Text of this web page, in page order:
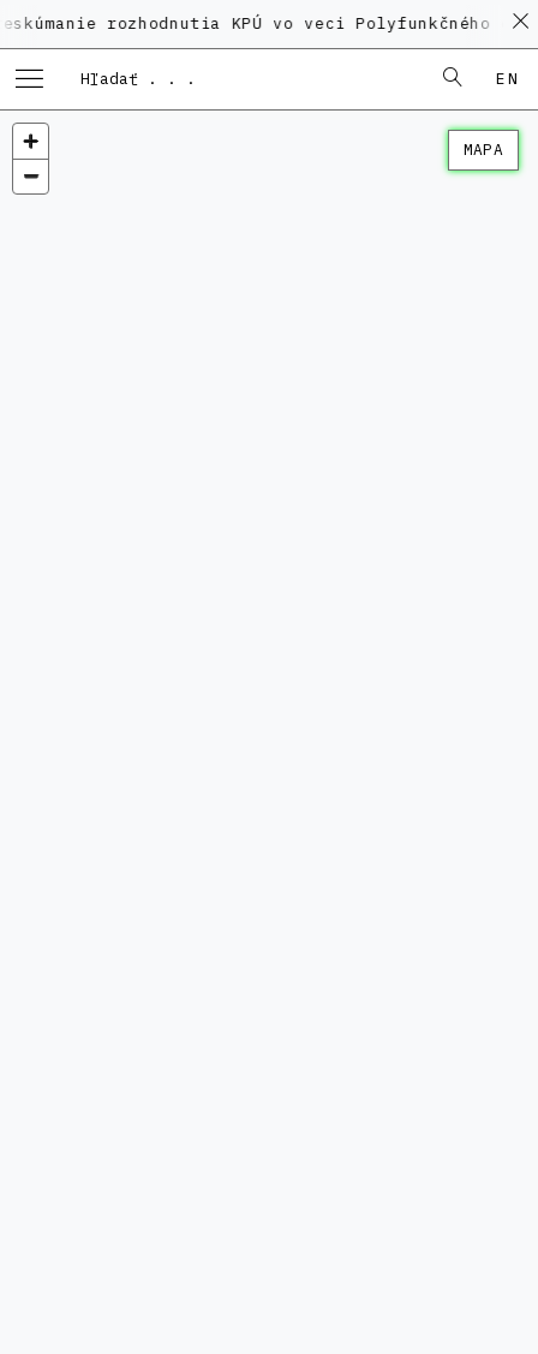
rozhodnutia KPÚ vo veci Polyfunkčného domu na
EN
MAPA